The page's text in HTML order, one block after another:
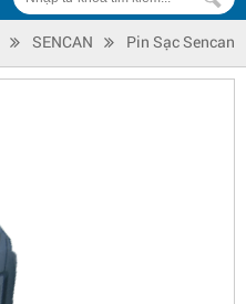
SENCAN Pin Sạc Sencan